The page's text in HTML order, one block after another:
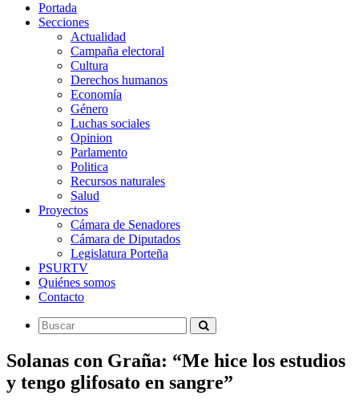
Portada
Secciones
Actualidad
Campaña electoral
Cultura
Derechos humanos
Economía
Género
Luchas sociales
Opinion
Parlamento
Politica
Recursos naturales
Salud
Proyectos
Cámara de Senadores
Cámara de Diputados
Legislatura Porteña
PSURTV
Quiénes somos
Contacto
Solanas con Graña: “Me hice los estudios
y tengo glifosato en sangre”